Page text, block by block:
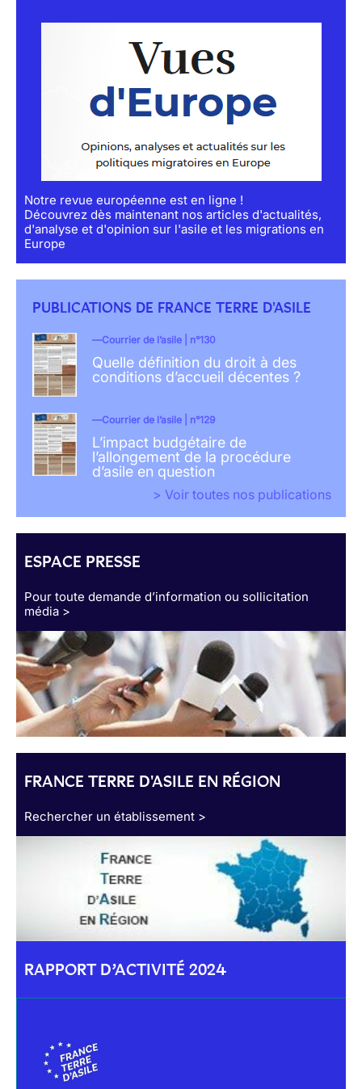
Notre revue européenne est en ligne !
Découvrez dès maintenant nos articles d'actualités,
d'analyse et d'opinion sur l'asile et les migrations en
Europe
PUBLICATIONS DE FRANCE TERRE D'ASILE
Courrier de l’asile | n°130
Quelle définition du droit à des
conditions d’accueil décentes ?
Courrier de l’asile | n°129
L’impact budgétaire de
l’allongement de la procédure
d’asile en question
> Voir toutes nos publications
ESPACE PRESSE
Pour toute demande d’information ou sollicitation
média >
FRANCE TERRE D'ASILE EN RÉGION
Rechercher un établissement >
RAPPORT D’ACTIVITÉ 2024